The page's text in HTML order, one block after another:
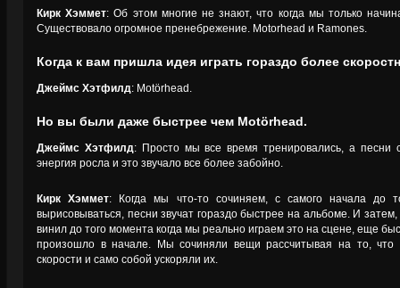
Кирк Хэммет: Об этом многие не знают, что когда мы только
Существовало огромное пренебрежение. Motorhead и Ramones.
Когда к вам пришла идея играть гораздо более
Джеймс Хэтфилд: Motörhead.
Но вы были даже быстрее чем Motörhead.
Джеймс Хэтфилд: Просто мы все время тренировались, а песни
энергия росла и это звучало все более забойно.
Кирк Хэммет: Когда мы что-то сочиняем, с самого начала до
вырисовываться, песни звучат гораздо быстрее на альбоме. И
винил до того момента когда мы реально играем это на сцене, еще
произошло в начале. Мы сочиняли вещи рассчитывая на то, что
скорости и само собой ускоряли их.